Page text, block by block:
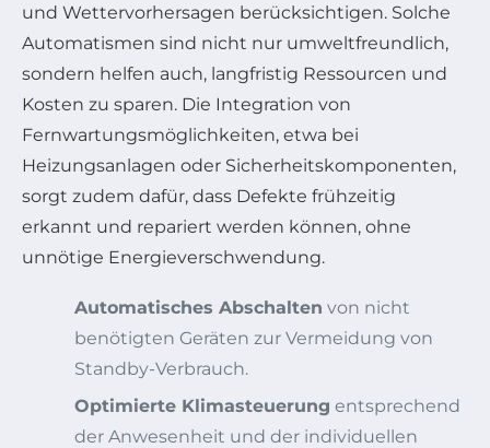
und Wettervorhersagen berücksichtigen. Solche
Automatismen sind nicht nur umweltfreundlich,
sondern helfen auch, langfristig Ressourcen und
Kosten zu sparen. Die Integration von
Fernwartungsmöglichkeiten, etwa bei
Heizungsanlagen oder Sicherheitskomponenten,
sorgt zudem dafür, dass Defekte frühzeitig
erkannt und repariert werden können, ohne
unnötige Energieverschwendung.
Automatisches Abschalten von nicht
benötigten Geräten zur Vermeidung von
Standby-Verbrauch.
Optimierte Klimasteuerung entsprechend
der Anwesenheit und der individuellen